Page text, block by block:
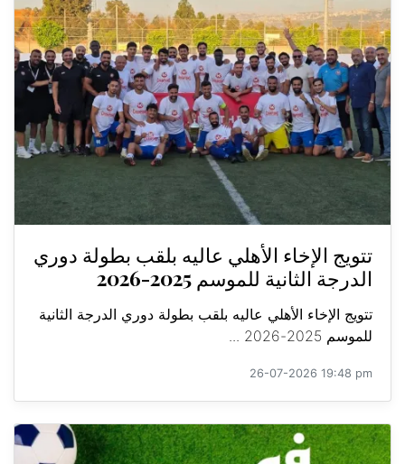
تتويج الإخاء الأهلي عاليه بلقب بطولة دوري
الدرجة الثانية للموسم 2025-2026
تتويج الإخاء الأهلي عاليه بلقب بطولة دوري الدرجة الثانية
للموسم 2025-2026 ...
26-07-2026 19:48 pm